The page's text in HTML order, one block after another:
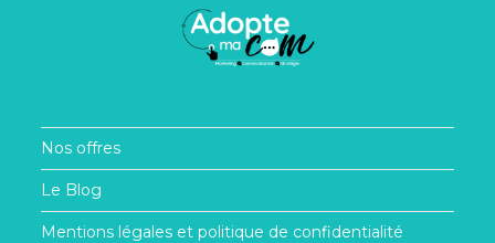
Nos offres
Le Blog
Mentions légales et politique de confidentialité